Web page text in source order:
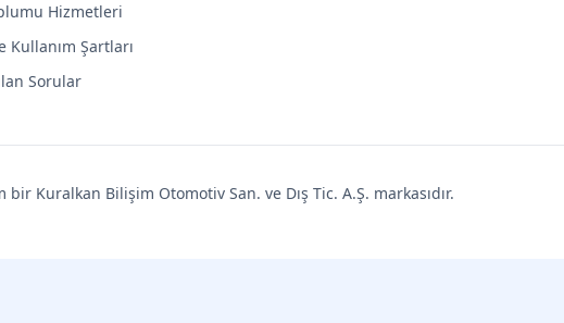
Hizmetleri
Kullanım Şartları
Sorular
Kuralkan Bilişim Otomotiv San. ve Dış Tic. A.Ş. markasıdır.